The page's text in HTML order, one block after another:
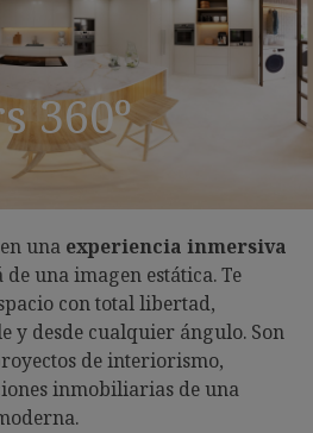
360º
una experiencia inmersiva
una imagen estática. Te
con total libertad,
y desde cualquier ángulo. Son
de interiorismo,
inmobiliarias de una